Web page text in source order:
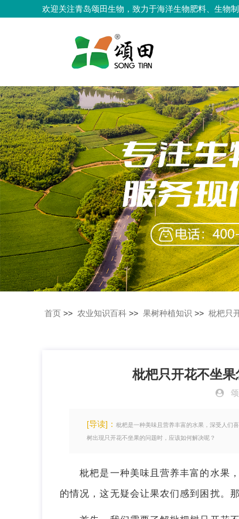
欢迎关注青岛颂田生物，致力于海洋生物肥料、生物
首页 >> 农业知识百科 >> 果树种植知识 >> 枇杷只
枇杷只开花不坐
[导读]： 枇杷是一种美味且营养丰富的水果，深受人们
树出现只开花不坐果的问题时，应该如何解决呢？
枇杷是一种美味且营养丰富的水果，
的情况，这无疑会让果农们感到困扰。